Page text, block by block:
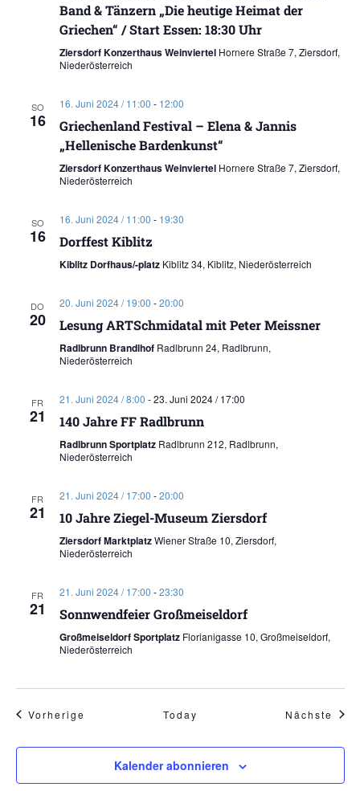
Band & Tänzern „Die heutige Heimat der
Griechen“ / Start Essen: 18:30 Uhr
Ziersdorf Konzerthaus Weinviertel Hornere Straße 7, Ziersdorf,
Niederösterreich
SO
16
16. Juni 2024 / 11:00 - 12:00
Griechenland Festival – Elena & Jannis
„Hellenische Bardenkunst“
Ziersdorf Konzerthaus Weinviertel Hornere Straße 7, Ziersdorf,
Niederösterreich
SO
16
16. Juni 2024 / 11:00 - 19:30
Dorffest Kiblitz
Kiblitz Dorfhaus/-platz Kiblitz 34, Kiblitz, Niederösterreich
DO
20
20. Juni 2024 / 19:00 -20:00
Lesung ARTSchmidatal mit Peter Meissner
Radlbrunn Brandlhof Radlbrunn 24, Radlbrunn,
Niederösterreich
FR
21
21. Juni 2024 / 8:00 -23. Juni 2024 / 17:00
140 Jahre FF Radlbrunn
Radlbrunn Sportplatz Radlbrunn 212, Radlbrunn,
Niederösterreich
FR
21
21. Juni 2024 / 17:00 -20:00
10 Jahre Ziegel-Museum Ziersdorf
Ziersdorf MarktplatzWiener Straße 10, Ziersdorf,
Niederösterreich
FR
21
21. Juni 2024 / 17:00 -23:30
Sonnwendfeier Großmeiseldorf
Großmeiseldorf Sportplatz Florianigasse 10, Großmeiseldorf,
Niederösterreich
Vorherige VeranstaltungenToday Nächste
Kalender abonnieren